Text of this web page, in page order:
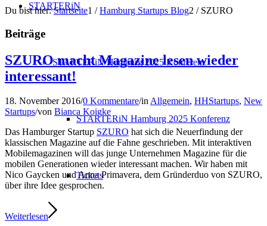
STARTERiN
STARTERiN Hamburg 2025 Konferenz
STARTERiN Hamburg 2025 Konferenz
Tickets
Du bist hier: Startseite1 / Hamburg Startups Blog2 / SZURO
Beiträge
SZURO macht Magazine lesen wieder
interessant!
18. November 2016/0 Kommentare/inAllgemein, HHStartups, New
Startups/von Bianca Koigke
Das Hamburger Startup SZURO hat sich die Neuerfindung der
klassischen Magazine auf die Fahne geschrieben. Mit interaktiven
Mobilemagazinen will das junge Unternehmen Magazine für die
mobilen Generationen wieder interessant machen. Wir haben mit
Nico Gaycken und Anna Primavera, dem Gründerduo von SZURO,
über ihre Idee gesprochen.
Weiterlesen